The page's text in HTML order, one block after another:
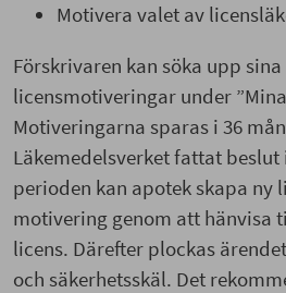
Motivera valet av
Förskrivaren kan söka upp sina
licensmotiveringar under
Motiveringarna sparas i 36
Läkemedelsverket fattat
perioden kan apotek skapa ny
motivering genom att hänvisa
licens. Därefter plockas
och säkerhetsskäl. Det